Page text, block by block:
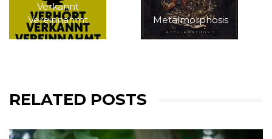
Verkannt
Vereinnahmt
–
Metalmorphosis
RELATED POSTS